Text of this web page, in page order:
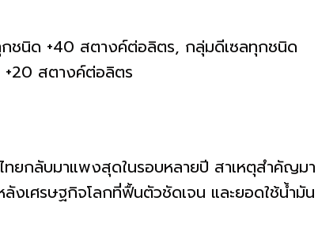
ชนิด +40 สตางค์ต่อลิตร, กลุ่มดีเซลทุกชนิด
+20 สตางค์ต่อลิตร
ยกลับมาแพงสุดในรอบหลายปี สาเหตุสำคัญมา
งเศรษฐกิจโลกที่ฟื้นตัวชัดเจน และยอดใช้น้ำมัน